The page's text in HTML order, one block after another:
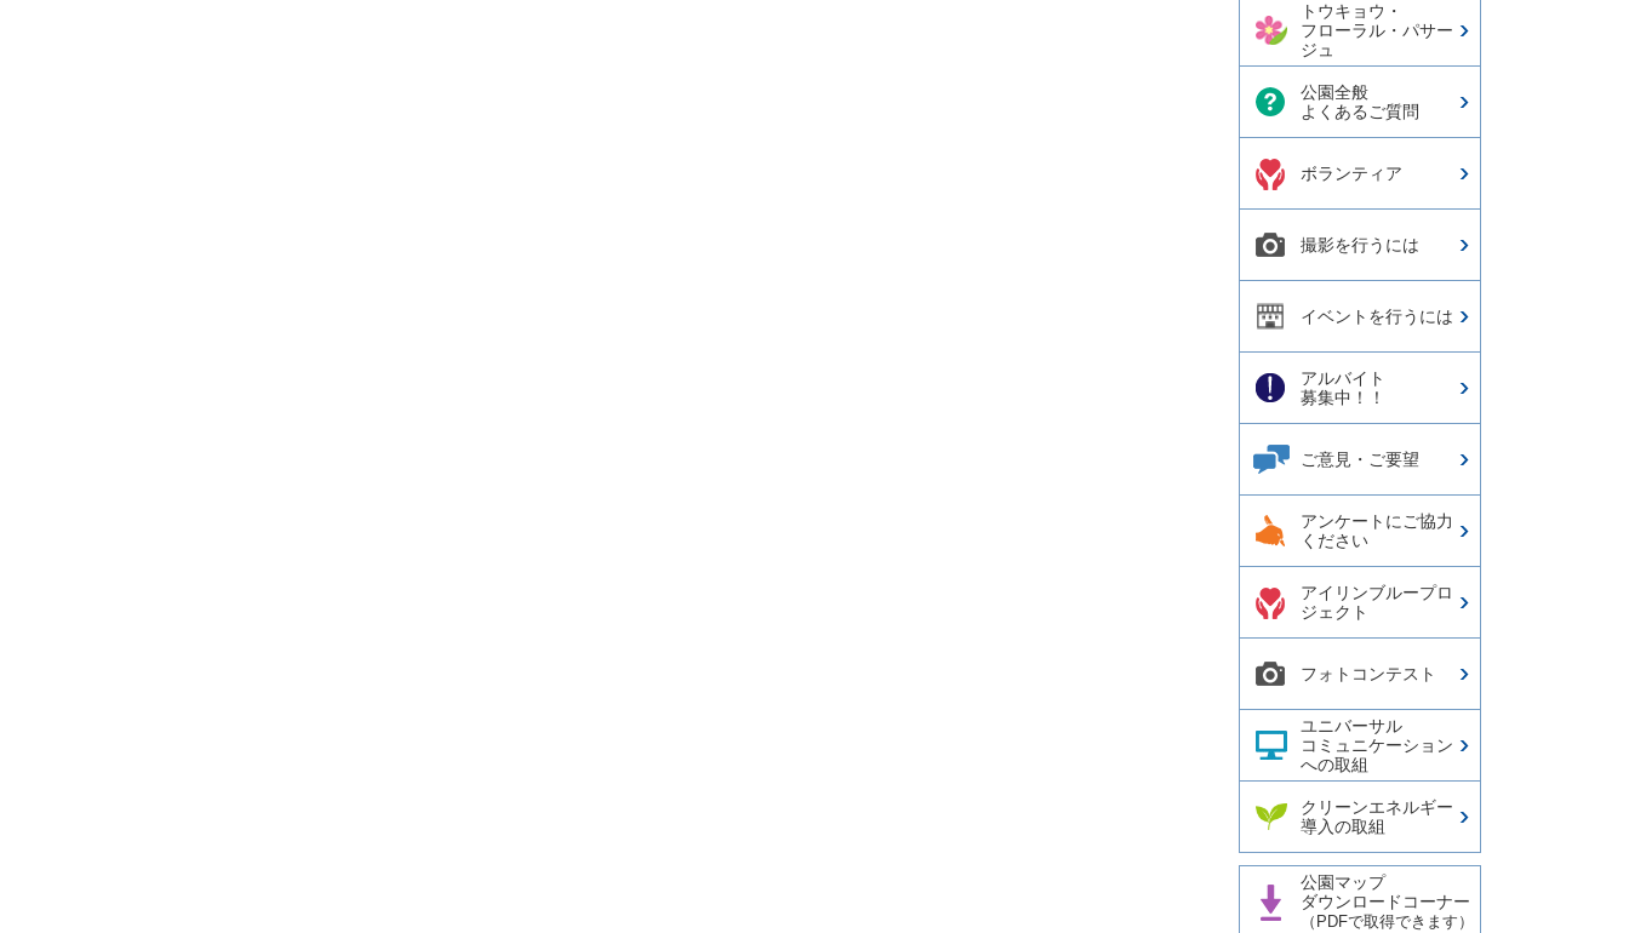
トウキョウ・
フローラル・パサー
ジュ
公園全般
よくあるご質問
ボランティア
撮影を行うには
イベントを行うには
アルバイト
募集中！！
ご意見・ご要望
アンケートにご協力
ください
アイリンブループロ
ジェクト
フォトコンテスト
ユニバーサル
コミュニケーション
への取組
クリーンエネルギー
導入の取組
公園マップ
ダウンロードコーナー
（PDFで取得できます）